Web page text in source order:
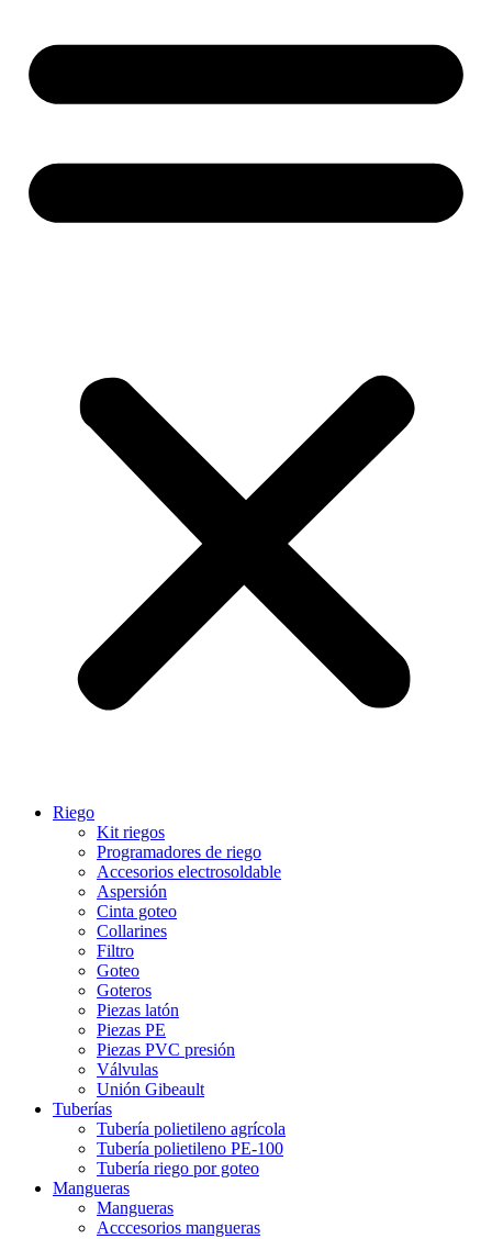
Riego
Kit riegos
Programadores de riego
Accesorios electrosoldable
Aspersión
Cinta goteo
Collarines
Filtro
Goteo
Goteros
Piezas latón
Piezas PE
Piezas PVC presión
Válvulas
Unión Gibeault
Tuberías
Tubería polietileno agrícola
Tubería polietileno PE-100
Tubería riego por goteo
Mangueras
Mangueras
Acccesorios mangueras